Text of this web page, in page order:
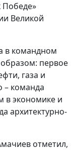
Победе»
Великой
в командном
первое
газа и
– команда
в экономике и
архитектурно-
отметил,